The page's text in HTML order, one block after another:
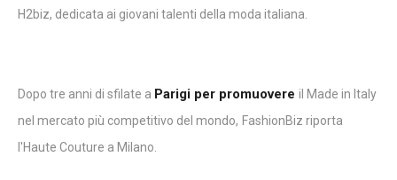
H2biz, dedicata ai giovani talenti della moda italiana.
Dopo tre anni di sfilate a Parigi per promuovere il Made in Italy
nel mercato più competitivo del mondo, FashionBiz riporta
l'Haute Couture a Milano.